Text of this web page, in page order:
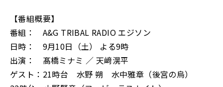
【番組概要】
番組： A&G TRIBAL RADIO エジソン
日時： 9月10日（土） よる9時
出演： 髙橋ミナミ ／ 天﨑滉平
ゲスト：21時台 水野 朔 水中雅章（後宮の烏）